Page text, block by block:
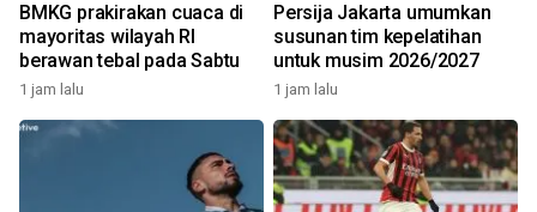
BMKG prakirakan cuaca di
mayoritas wilayah RI
berawan tebal pada Sabtu
1 jam lalu
Persija Jakarta umumkan
susunan tim kepelatihan
untuk musim 2026/2027
1 jam lalu